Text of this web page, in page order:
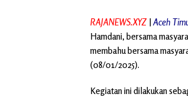
RAJANEWS.XYZ |Aceh
Hamdani, bersama
membahu bersama
(08/01/2025).
Kegiatan ini dilakukan